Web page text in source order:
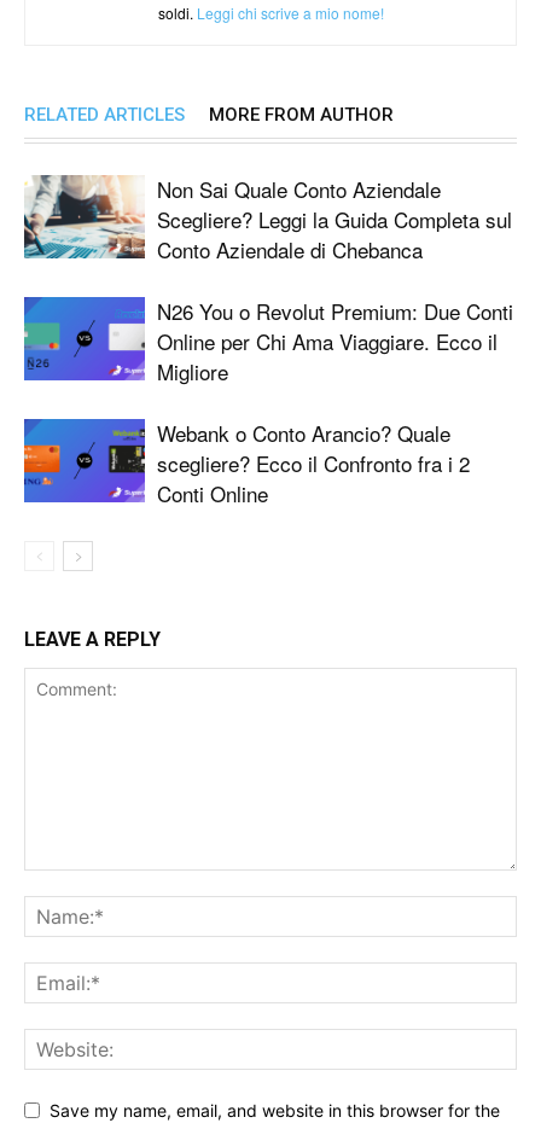
soldi. Leggi chi scrive a mio nome!
RELATED ARTICLES MORE FROM AUTHOR
Non Sai Quale Conto Aziendale
Scegliere? Leggi la Guida Completa sul
Conto Aziendale di Chebanca
N26 You o Revolut Premium: Due Conti
Online per Chi Ama Viaggiare. Ecco il
Migliore
Webank o Conto Arancio? Quale
scegliere? Ecco il Confronto fra i 2
Conti Online
LEAVE A REPLY
Save my name, email, and website in this browser for the